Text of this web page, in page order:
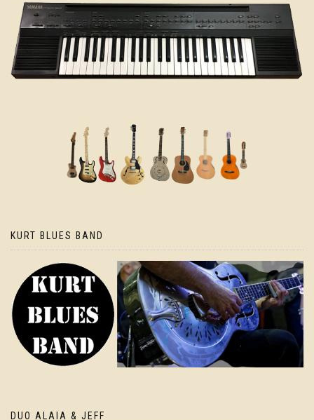
KURT BLUES BAND
DUO ALAIA & JEFF